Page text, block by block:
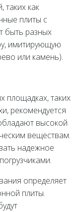
таких как
плиты с
быть разных
имитирующую
или камень).
площадках, таких
рекомендуется
высокой
веществам.
надежное
определяет
плиты.